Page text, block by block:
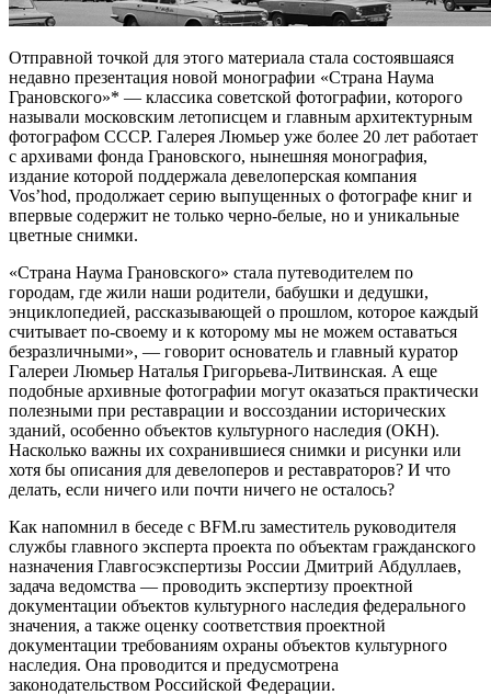
Отправной точкой для этого материала стала состоявшаяся
недавно презентация новой монографии «Страна Наума
Грановского»* — классика советской фотографии, которого
называли московским летописцем и главным архитектурным
фотографом СССР. Галерея Люмьер уже более 20 лет работает
с архивами фонда Грановского, нынешняя монография,
издание которой поддержала девелоперская компания
Vos’hod, продолжает серию выпущенных о фотографе книг и
впервые содержит не только черно-белые, но и уникальные
цветные снимки.
«Страна Наума Грановского» стала путеводителем по
городам, где жили наши родители, бабушки и дедушки,
энциклопедией, рассказывающей о прошлом, которое каждый
считывает по-своему и к которому мы не можем оставаться
безразличными», — говорит основатель и главный куратор
Галереи Люмьер Наталья Григорьева-Литвинская. А еще
подобные архивные фотографии могут оказаться практически
полезными при реставрации и воссоздании исторических
зданий, особенно объектов культурного наследия (ОКН).
Насколько важны их сохранившиеся снимки и рисунки или
хотя бы описания для девелоперов и реставраторов? И что
делать, если ничего или почти ничего не осталось?
Как напомнил в беседе с BFM.ru заместитель руководителя
службы главного эксперта проекта по объектам гражданского
назначения Главгосэкспертизы России Дмитрий Абдуллаев,
задача ведомства — проводить экспертизу проектной
документации объектов культурного наследия федерального
значения, а также оценку соответствия проектной
документации требованиям охраны объектов культурного
наследия. Она проводится и предусмотрена
законодательством Российской Федерации.